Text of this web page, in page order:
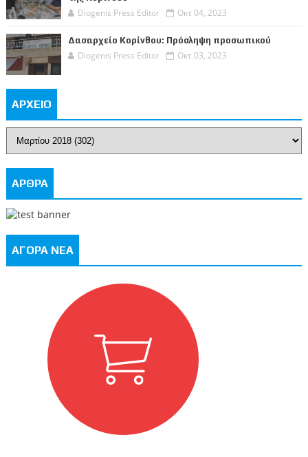
Diogenis Press Editor Οκτ 04, 2023
Δασαρχείο Κορίνθου: Πρόσληψη προσωπικού
Diogenis Press Editor Οκτ 03, 2023
ΑΡΧΕΙΟ
ΑΡΘΡΑ
ΑΓΟΡΑ ΝΕΑ